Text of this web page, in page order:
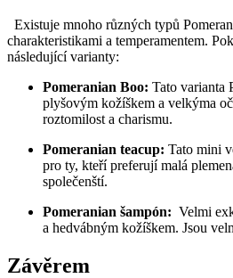
Existuje mnoho různých typů
charakteristikami a temperamentem.
následující varianty:
Pomeranian​ Boo: Tato varianta⁢
plyšovým ⁤kožíškem‍ a‌ velkýma
roztomilost a charismu.
Pomeranian teacup: Tato mini
pro ty, kteří preferují malá
společenští.
Pomeranian šampón:
Velmi
a hedvábným kožíškem. Jsou
Závěrem